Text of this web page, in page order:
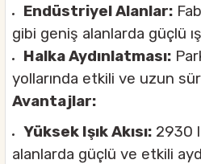
Endüstriyel Alanlar:
gibi geniş alanlarda güçlü
Halka Aydınlatması:
yollarında etkili ve uzun
Avantajlar:
Yüksek Işık Akısı: 2930
alanlarda güçlü ve etkili